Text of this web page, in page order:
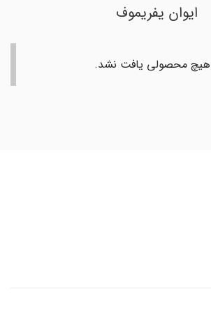
ایوان یفریموف
هیچ محصولی یافت نشد.